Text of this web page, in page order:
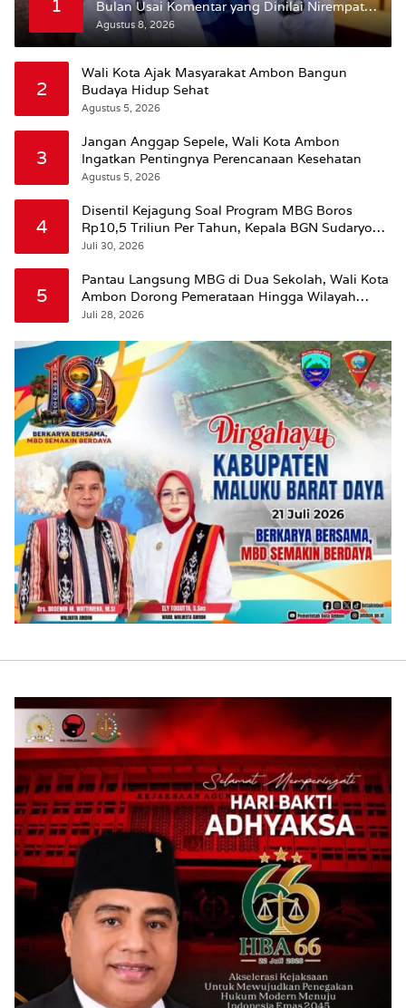
1
Bulan Usai Komentar yang Dinilai Nirempati
ke Pasien BPJS
Agustus 8, 2026
2
Wali Kota Ajak Masyarakat Ambon Bangun
Budaya Hidup Sehat
Agustus 5, 2026
3
Jangan Anggap Sepele, Wali Kota Ambon
Ingatkan Pentingnya Perencanaan Kesehatan
Agustus 5, 2026
4
Disentil Kejagung Soal Program MBG Boros
Rp10,5 Triliun Per Tahun, Kepala BGN Sudaryono
Beri Penjelasan
Juli 30, 2026
5
Pantau Langsung MBG di Dua Sekolah, Wali Kota
Ambon Dorong Pemerataan Hingga Wilayah
Leitimur Selatan
Juli 28, 2026